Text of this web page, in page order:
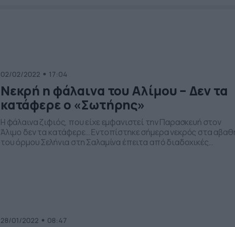
02/02/2022 17:04
Νεκρή η φάλαινα του Αλίμου – Δεν τα
κατάφερε ο «Σωτήρης»
Η φάλαινα ζιφιός, που είχε εμφανιστεί την Παρασκευή στον
Άλιμο δεν τα κατάφερε… Εντοπίστηκε σήμερα νεκρός στα
του όρμου Σελήνια στη Σαλαμίνα έπειτα από διαδοχικές
28/01/2022 08:47